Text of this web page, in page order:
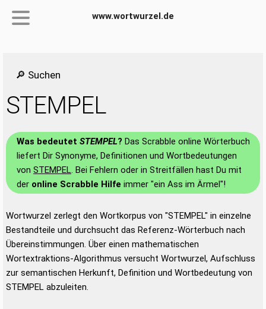
www.wortwurzel.de
🔎 Suchen
STEMPEL
Was bedeutet STEMPEL? Das Scrabble online Wörterbuch
liefert Dir Synonyme, Definitionen und Wortbedeutungen
von STEMPEL. Bei Fehlern oder in Streitfällen hast Du mit
der online Scrabble Hilfe immer "ein Ass im Ärmel"!
Wortwurzel zerlegt den Wortkorpus von "STEMPEL" in einzelne
Bestandteile und durchsucht das Referenz-Wörterbuch nach
Übereinstimmungen. Über einen mathematischen
Wortextraktions-Algorithmus versucht Wortwurzel, Aufschluss
zur semantischen Herkunft, Definition und Wortbedeutung von
STEMPEL abzuleiten.